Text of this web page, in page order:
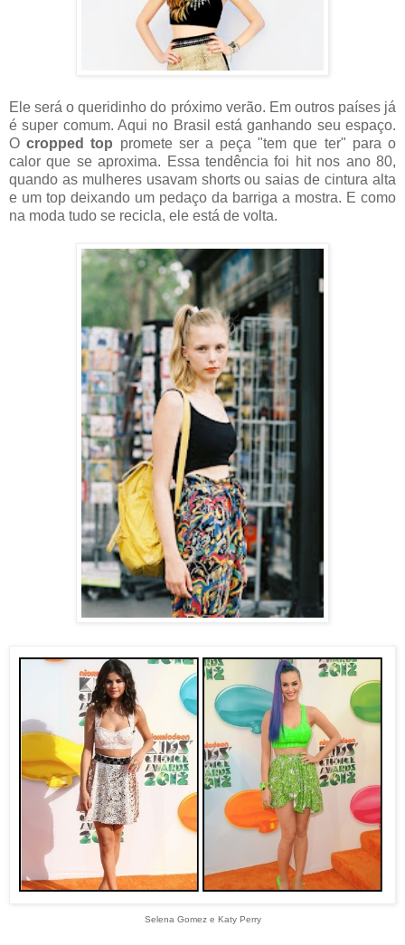
Ele será o queridinho do próximo verão. Em outros países já
é super comum. Aqui no Brasil está ganhando seu espaço.
Ocropped top promete ser a peça "tem que ter" para o
calor que se aproxima. Essa tendência foi hit nos ano 80,
quando as mulheres usavam shorts ou saias de cintura alta
e um top deixando um pedaço da barriga a mostra. E como
na moda tudo se recicla, ele está de volta.
Selena Gomez e Katy Perry